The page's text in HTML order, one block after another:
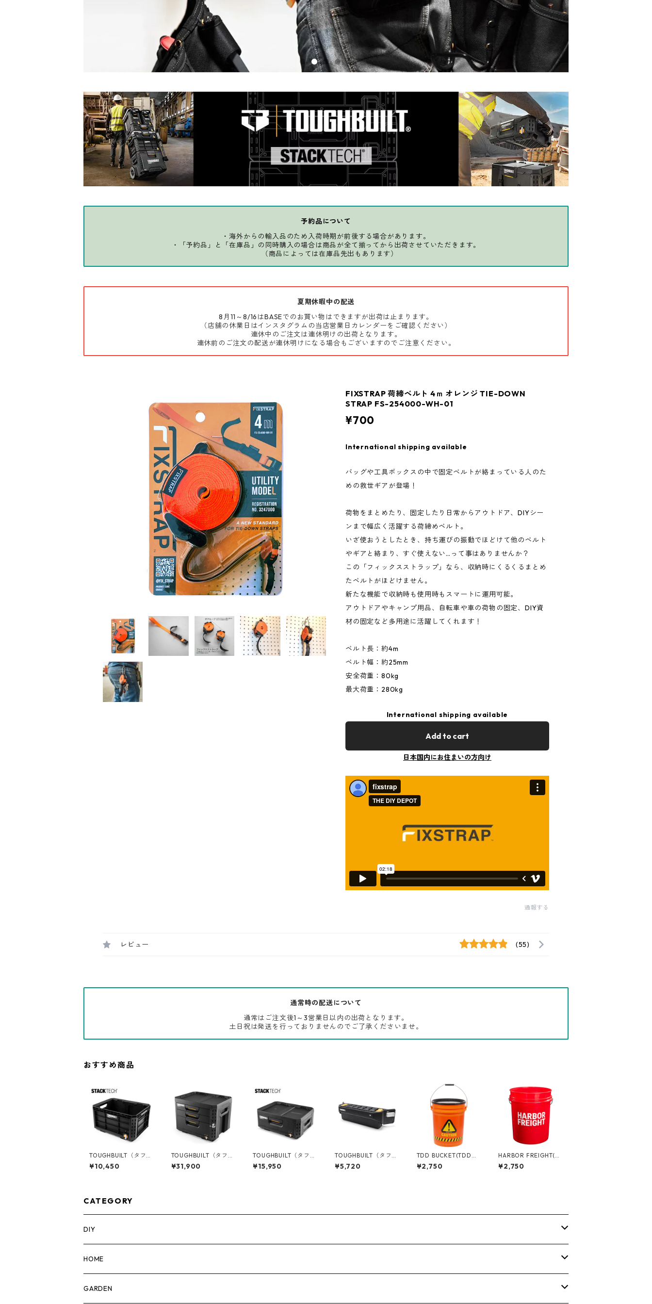
予約品について
・海外からの輸入品のため入荷時期が前後する場合があります。
・「予約品」と「在庫品」の同時購入の場合は商品が全て揃ってから出荷させていただきます。
（商品によっては在庫品先出もあります）
夏期休暇中の配送
8月11～8/16はBASEでのお買い物はできますが出荷は止まります。
（店舗の休業日はインスタグラムの当店営業日カレンダーをご確認ください）
連休中のご注文は連休明けの出荷となります。
連休前のご注文の配送が連休明けになる場合もございますのでご注意ください。
FIXSTRAP 荷締ベルト 4ｍ オレンジ TIE-DOWN
STRAP FS-254000-WH-01
¥700
International shipping available
バッグや工具ボックスの中で固定ベルトが絡まっている人のた
めの救世ギアが登場！
荷物をまとめたり、固定したり日常からアウトドア、DIYシー
ンまで幅広く活躍する荷締めベルト。
いざ使おうとしたとき、持ち運びの振動でほどけて他のベルト
やギアと絡まり、すぐ使えない…って事はありませんか？
この「フィックスストラップ」なら、収納時にくるくるまとめ
たベルトがほどけません。
新たな機能で収納時も使用時もスマートに運用可能。
アウトドアやキャンプ用品、自転車や車の荷物の固定、DIY資
材の固定など多用途に活躍してくれます！
ベルト長：約4m
ベルト幅：約25mm
安全荷重：80kg
最大荷重：280kg
International shipping available
Add to cart
日本国内にお住まいの方向け
通報する
レビュー (55)
通常時の配送について
通常はご注文後1～3営業日以内の出荷となります。
土日祝は発送を行っておりませんのでご了承くださいませ。
おすすめ商品
TOUGHBUILT（タフビ
ルト）STACK TECH(ス
タックテック) クレー
¥10,450
TOUGHBUILT（タフビ
ルト）STACK TECH(ス
タックテック) 3ドロワ
¥31,900
TOUGHBUILT（タフビ
ルト）STACK TECH(ス
タックテック) １ドロ
¥15,950
TOUGHBUILT（タフビ
ルト）STACK TECH(ス
タックテック) ハンド
¥5,720
TDD BUCKET(TDDバ
ケット) 5ガロンバケツ
[CAUTION] フタ付き
¥2,750
HARBOR FREIGHT(ハ
ーバーフレイト) 5ガロ
ンバケツ 05GLHAR
¥2,750
CATEGORY
DIY
マーカー
計測機器
HOME
5ガロンバケツ
GARDEN